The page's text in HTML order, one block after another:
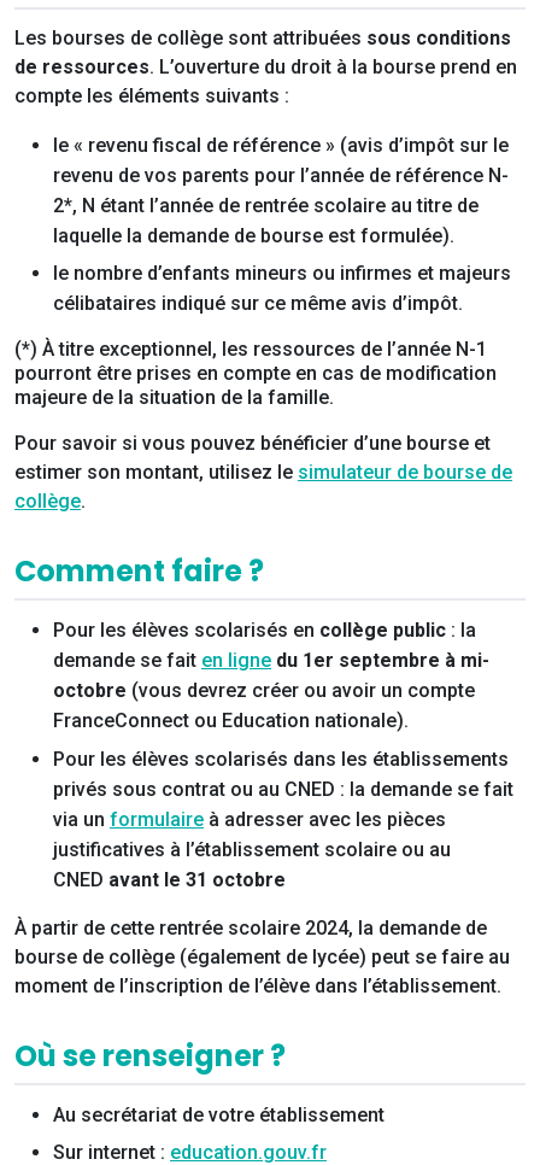
Les bourses de collège sont attribuées sous conditions
de ressources. L’ouverture du droit à la bourse prend en
compte les éléments suivants :
le « revenu fiscal de référence » (avis d’impôt sur le
revenu de vos parents pour l’année de référence N-
2*, N étant l’année de rentrée scolaire au titre de
laquelle la demande de bourse est formulée).
le nombre d’enfants mineurs ou infirmes et majeurs
célibataires indiqué sur ce même avis d’impôt.
(*) À titre exceptionnel, les ressources de l’année N-1
pourront être prises en compte en cas de modification
majeure de la situation de la famille.
Pour savoir si vous pouvez bénéficier d’une bourse et
estimer son montant, utilisez le simulateur de bourse de
collège.
Comment faire ?
Pour les élèves scolarisés en collège public : la
demande se fait en ligne du 1er septembre à mi-
octobre (vous devrez créer ou avoir un compte
FranceConnect ou Education nationale).
Pour les élèves scolarisés dans les établissements
privés sous contrat ou au CNED : la demande se fait
via un formulaire à adresser avec les pièces
justificatives à l’établissement scolaire ou au
CNED avant le 31 octobre
À partir de cette rentrée scolaire 2024, la demande de
bourse de collège (également de lycée) peut se faire au
moment de l’inscription de l’élève dans l’établissement.
Où se renseigner ?
Au secrétariat de votre établissement
Sur internet : education.gouv.fr